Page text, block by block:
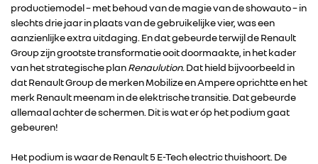
productiemodel – met behoud van de magie van de showauto – in
slechts drie jaar in plaats van de gebruikelijke vier, was een
aanzienlijke extra uitdaging. En dat gebeurde terwijl de Renault
Group zijn grootste transformatie ooit doormaakte, in het kader
van het strategische planRenaulution. Dat hield bijvoorbeeld in
dat Renault Group de merken Mobilize en Ampere oprichtte en het
merk Renault meenam in de elektrische transitie. Dat gebeurde
allemaal achter de schermen. Dit is wat er óp het podium gaat
gebeuren!
Het podium is waar de Renault 5 E-Tech electric thuishoort. De